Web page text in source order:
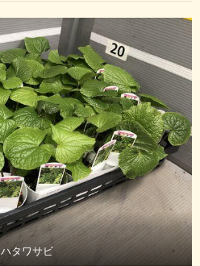
ハタワサビ